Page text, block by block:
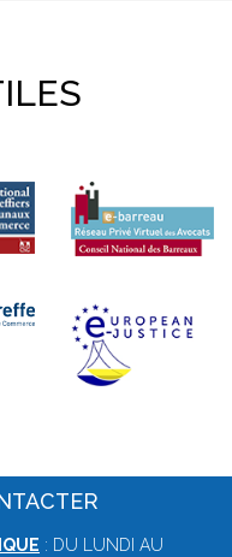
: DU LUNDI AU